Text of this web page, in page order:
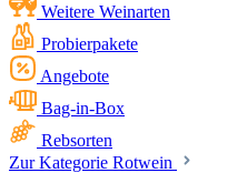
Weitere Weinarten
Probierpakete
Angebote
Bag-in-Box
Rebsorten
Zur Kategorie Rotwein